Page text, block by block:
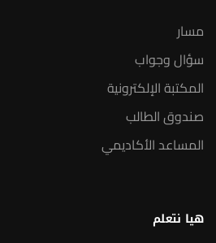
مسار
سؤال وجواب
المكتبة الإلكترونية
صندوق الطالب
المساعد الأكاديمي
هيا نتعلم